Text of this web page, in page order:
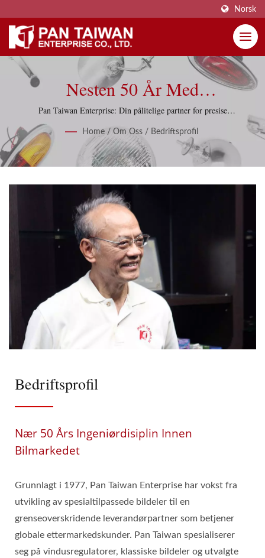
Norsk
Nesten 50 År Med
Ingeniørekspertise I Global
Bilforsyning
Pan Taiwan Enterprise: Din pålitelige partner for presise
vindusregulatorer, klassiske bildeler og omfattende løsninger
for omvendt ingeniørarbeid som betjener kunder i det globale
bilmarkedet siden 1977.
Home / Om Oss / Bedriftsprofil
Bedriftsprofil
Nær 50 Års Ingeniørdisiplin Innen
Bilmarkedet
Grunnlagt i 1977, Pan Taiwan Enterprise har vokst fra
utvikling av spesialtilpassede bildeler til en
grenseoverskridende leverandørpartner som betjener
globale ettermarkedskunder. Pan Taiwan spesialiserer
seg på vindusregulatorer, klassiske bildeler og utvalgte